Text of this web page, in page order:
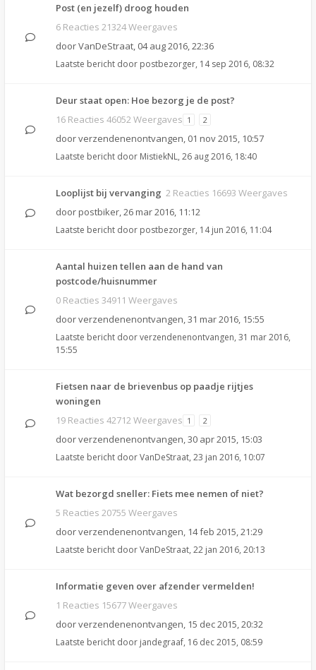
Post (en jezelf) droog houden
6 Reacties 21324 Weergaves
doorVanDeStraat, 04 aug 2016, 22:36
Laatste bericht door postbezorger, 14 sep 2016, 08:32
Deur staat open: Hoe bezorg je de post?
16 Reacties 46052 Weergaves 1 2
doorverzendenenontvangen, 01 nov 2015, 10:57
Laatste bericht door MistiekNL, 26 aug 2016, 18:40
Looplijst bij vervanging 2 Reacties 16693 Weergaves
door postbiker,26 mar 2016, 11:12
Laatste bericht door postbezorger, 14 jun 2016, 11:04
Aantal huizen tellen aan de hand van
postcode/huisnummer
0 Reacties 34911 Weergaves
doorverzendenenontvangen,31 mar 2016, 15:55
Laatste bericht doorverzendenenontvangen, 31 mar 2016,
15:55
Fietsen naar de brievenbus op paadje rijtjes
woningen
19 Reacties 42712 Weergaves 1 2
doorverzendenenontvangen,30 apr 2015, 15:03
Laatste bericht doorVanDeStraat, 23 jan 2016, 10:07
Wat bezorgd sneller: Fiets mee nemen of niet?
5 Reacties 20755 Weergaves
doorverzendenenontvangen, 14 feb 2015, 21:29
Laatste bericht doorVanDeStraat, 22 jan 2016, 20:13
Informatie geven over afzender vermelden!
1 Reacties 15677 Weergaves
doorverzendenenontvangen, 15 dec 2015, 20:32
Laatste bericht door jandegraaf, 16 dec 2015, 08:59